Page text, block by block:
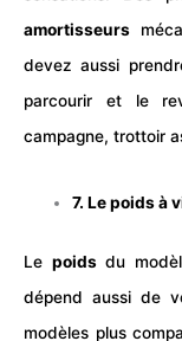
amortisseurs
devez aussi
parcourir et le
campagne, trottoir
7. Le poids à
Le poidsdu
dépend aussi de
modèles plus